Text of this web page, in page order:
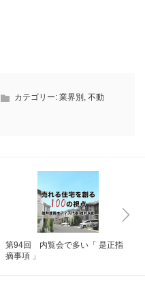
カテゴリー: 業界別 , 不動
第94回 内覧会で多い「 是正指
摘事項 」